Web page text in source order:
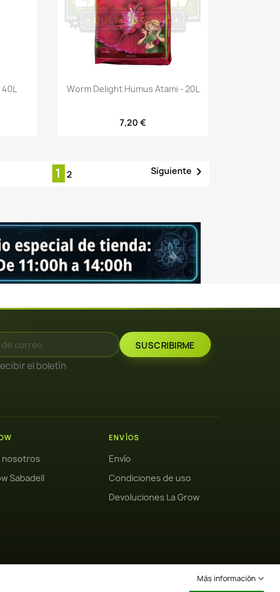
Vista rápida
Worm Delight Humus Atami - 20L
7,20 €
1 2 Siguiente 
el boletín
nosotros
Sabadell
ENVÍOS
Envío
Condiciones de uso
Devoluciones La Grow
Más información